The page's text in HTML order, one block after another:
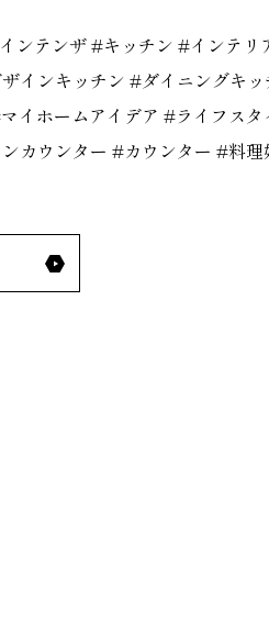
インテンザ#キッチン #インテリ
ザインキッチン #ダイニングキ
マイホームアイデア #ライフスタ
カウンター #カウンター #料理